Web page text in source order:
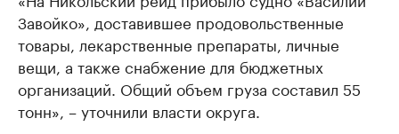
Завойко», доставившее продовольственные
товары, лекарственные препараты, личные
вещи, а также снабжение для бюджетных
организаций. Общий объем груза составил 55
тонн», – уточнили власти округа.